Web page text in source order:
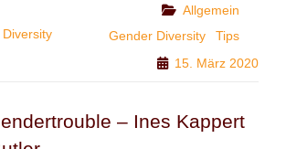
Categories
Allgemein
Gender Diversity
Tips
15. März 2020
– Ines Kappert